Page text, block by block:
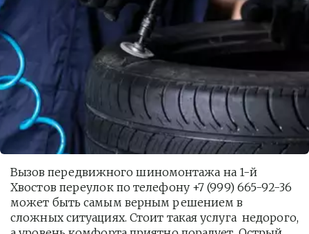
Вызов передвижного шиномонтажа на 1-й
Хвостов переулок по телефону +7 (999) 665-92-36
может быть самым верным решением в
сложных ситуациях. Стоит такая услуга  недорого,